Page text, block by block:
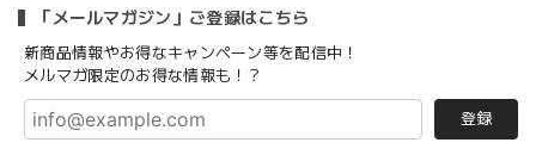
「メールマガジン」ご登録はこちら
新商品情報やお得なキャンペーン等を配信中！
メルマガ限定のお得な情報も！？
登録